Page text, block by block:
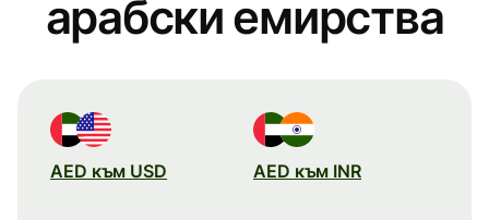
арабски емирства
AED към USD AED към INR